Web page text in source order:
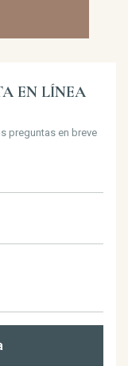
EN LÍNEA
preguntas en breve